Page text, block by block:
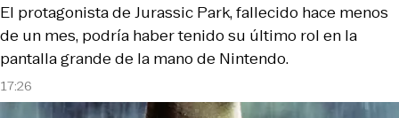
17:26
El protagonista de Jurassic Park, fallecido hace menos
de un mes, podría haber tenido su último rol en la
pantalla grande de la mano de Nintendo.